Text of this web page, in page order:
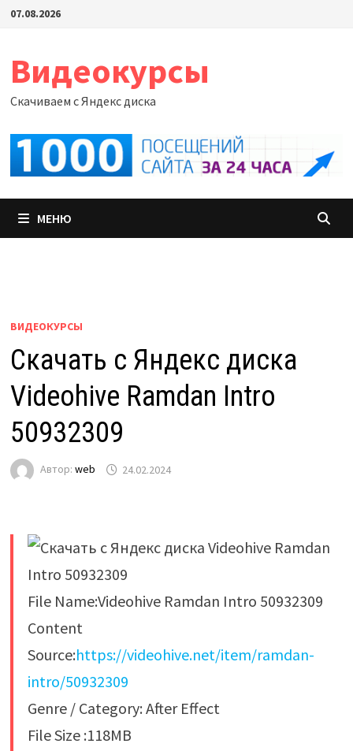
Перейти
07.08.2026
Видеокурсы
Скачиваем с Яндекс диска
МЕНЮ
ВИДЕОКУРСЫ
Скачать с Яндекс диска
Videohive Ramdan Intro
50932309
Автор: web 24.02.2024
File Name:Videohive Ramdan Intro 50932309
Content
Source:https://videohive.net/item/ramdan-
intro/50932309
Genre / Category: After Effect
File Size :118MB